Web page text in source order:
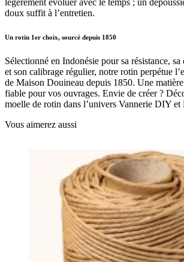
légèrement évoluer avec le temps ; un
doux suffit à l’entretien.
Un rotin 1er choix, sourcé depuis 1850
Sélectionné en Indonésie pour sa résistance,
et son calibrage régulier, notre rotin perpétue
de Maison Douineau depuis 1850. Une
fiable pour vos ouvrages. Envie de créer ?
moelle de rotin dans l’univers Vannerie DIY et
Vous aimerez aussi